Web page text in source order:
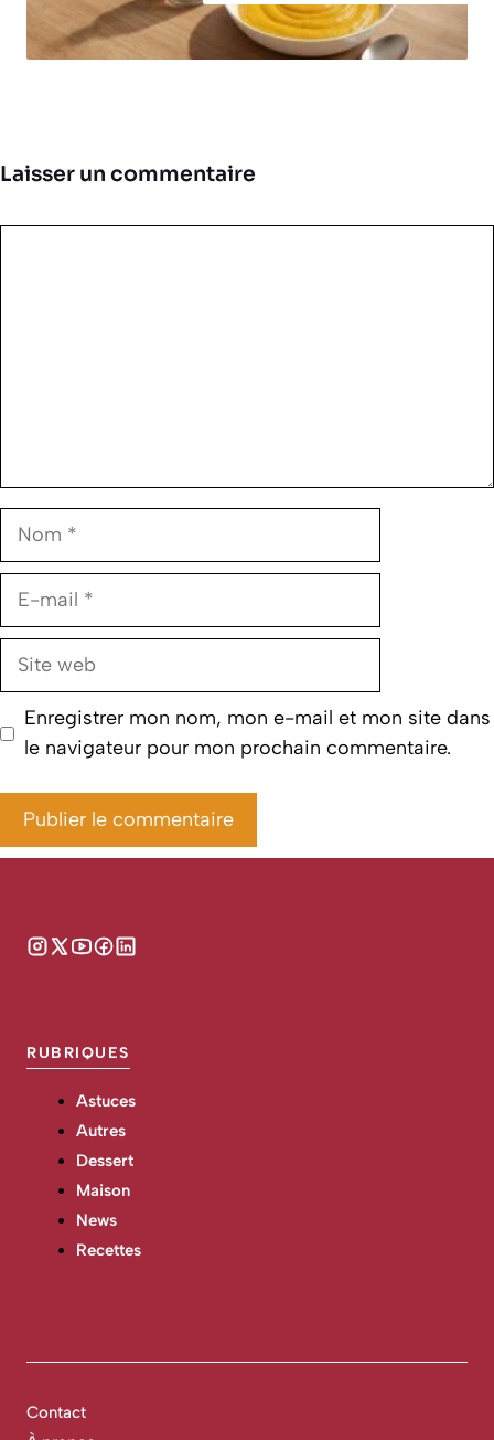
Laisser un commentaire
Nom
E-
Site
Enregistrer mon nom, mon e-mail et mon site dans
le navigateur pour mon prochain commentaire.
RUBRIQUES
Astuces
Autres
Dessert
Maison
News
Recettes
Contact